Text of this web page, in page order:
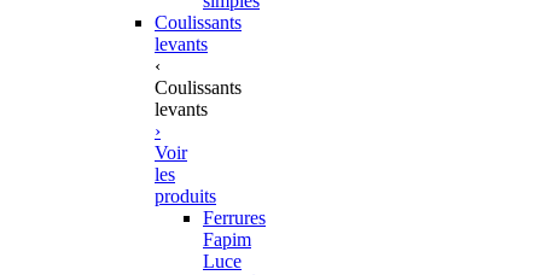
Coulissants
levants
‹
Coulissants
levants
›
Voir
les
produits
Ferrures
Fapim
Luce